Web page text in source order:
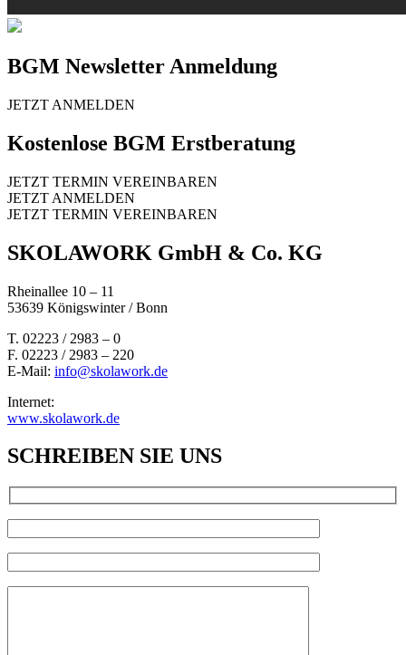
BGM Newsletter Anmeldung
JETZT ANMELDEN
Kostenlose BGM Erstberatung
JETZT TERMIN VEREINBAREN
JETZT ANMELDEN
JETZT TERMIN VEREINBAREN
SKOLAWORK GmbH & Co. KG
Rheinallee 10 – 11
53639 Königswinter / Bonn
T. 02223 / 2983 – 0
F. 02223 / 2983 – 220
E-Mail: info@skolawork.de
Internet:
www.skolawork.de
SCHREIBEN SIE UNS